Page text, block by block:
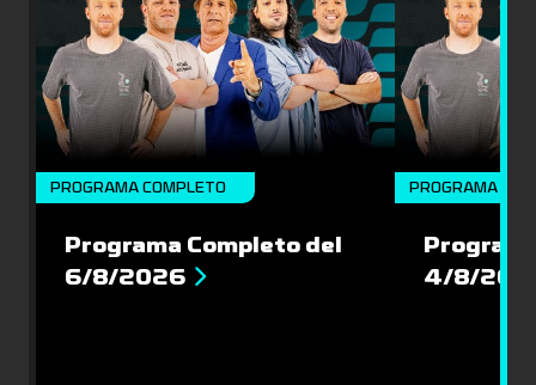
PROGRAMA COMPLETO
Programa Completo del
6/8/2026
PROGRAMA
4/8/